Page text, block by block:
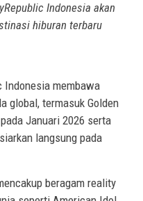
Indonesia akan
hiburan terbaru
Indonesia membawa
global, termasuk Golden
Januari 2026 serta
langsung pada
beragam reality